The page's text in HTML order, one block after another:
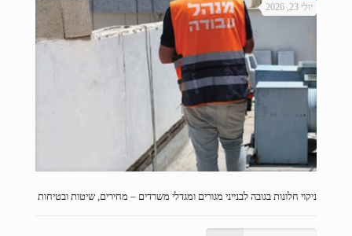
יולי 23, 2026
ניקוי חלונות בגובה לבנייני מגורים ומגדלי משרדים – מחירים, שיטות ובטיחות